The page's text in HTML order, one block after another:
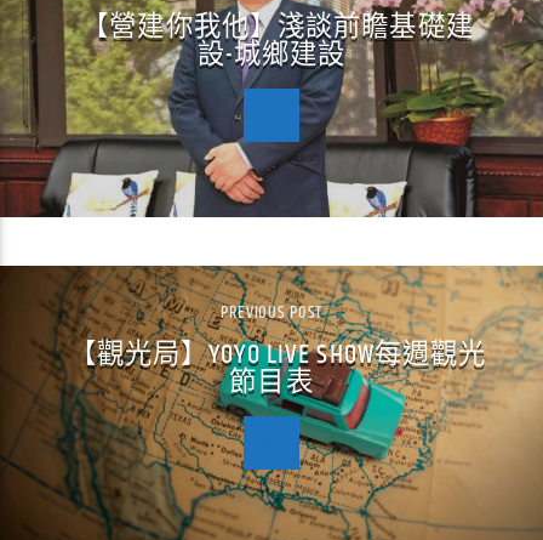
【營建你我他】淺談前瞻基礎建
設-城鄉建設
PREVIOUS POST
【觀光局】YOYO LIVE SHOW每週觀光
節目表